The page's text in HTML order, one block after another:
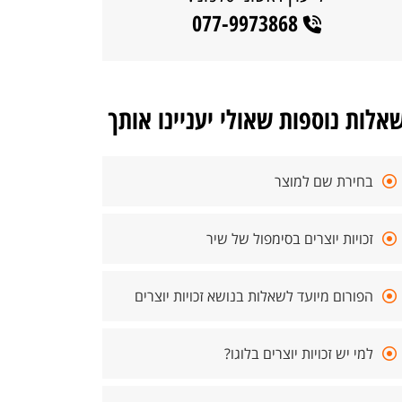
077-9973868
נוספות שאולי יעניינו אותך
בחירת שם למוצר
זכויות יוצרים בסימפול של שיר
הפורום מיועד לשאלות בנושא זכויות יוצרים
למי יש זכויות יוצרים בלוגו?